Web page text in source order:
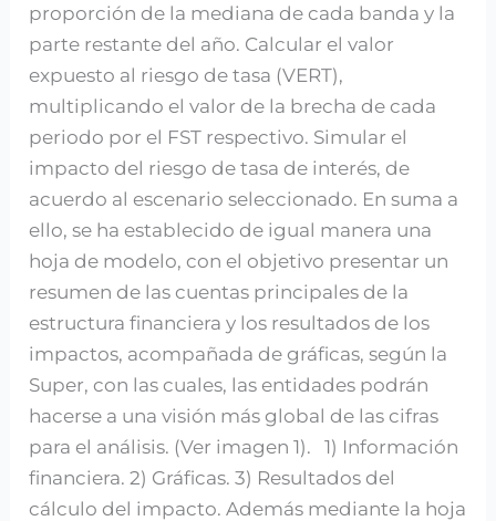
proporción de la mediana de cada banda y la
parte restante del año. Calcular el valor
expuesto al riesgo de tasa (VERT),
multiplicando el valor de la brecha de cada
periodo por el FST respectivo. Simular el
impacto del riesgo de tasa de interés, de
acuerdo al escenario seleccionado. En suma a
ello, se ha establecido de igual manera una
hoja de modelo, con el objetivo presentar un
resumen de las cuentas principales de la
estructura financiera y los resultados de los
impactos, acompañada de gráficas, según la
Super, con las cuales, las entidades podrán
hacerse a una visión más global de las cifras
para el análisis. (Ver imagen 1). 1) Información
financiera. 2) Gráficas. 3) Resultados del
cálculo del impacto. Además mediante la hoja